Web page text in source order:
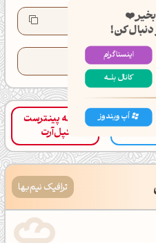
شده این رنگ:41
کپل‌آرت
صفحه پینترست
کپل‌آرت
ترافیک نیم‌بها
کن!
اینستاگرام
کانال بلـــه
اَپ ویندوز